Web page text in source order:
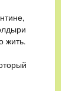
жить.